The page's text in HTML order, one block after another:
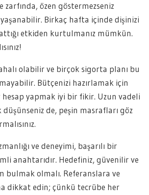
zarfında, özen göstermezseniz
Birkaç hafta içinde dişinizi
etkiden kurtulmanız mümkün.
olabilir ve birçok sigorta planı bu
Bütçenizi hazırlamak için
yapmak iyi bir fikir. Uzun vadeli
düşünseniz de, peşin masrafları göz
ve deneyimi, başarılı bir
anahtarıdır. Hedefiniz, güvenilir ve
bulmak olmalı. Referanslara ve
dikkat edin; çünkü tecrübe her